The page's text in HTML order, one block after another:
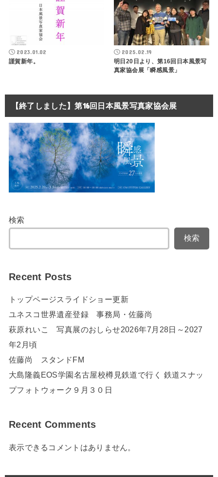
2023.01.02
謹賀新年。
2025.02.19
明日20日より、第16回日本風景写
真家協会展「瞬感風景」
【終了しました】第16回日本風景写真家協会展
検索
検索
Recent Posts
トップページスライドショー更新
ユネスコ世界遺産登録 事務局・佐藤尚
萩原れいこ 写真展のおしらせ2026年7月28日～2027
年2月頃
佐藤尚 スタンドFM
大島隆義EOS学園名古屋校樽見鉄道で行く 鉄道スナッ
プフォトウォーク９月３０日
Recent Comments
表示できるコメントはありません。